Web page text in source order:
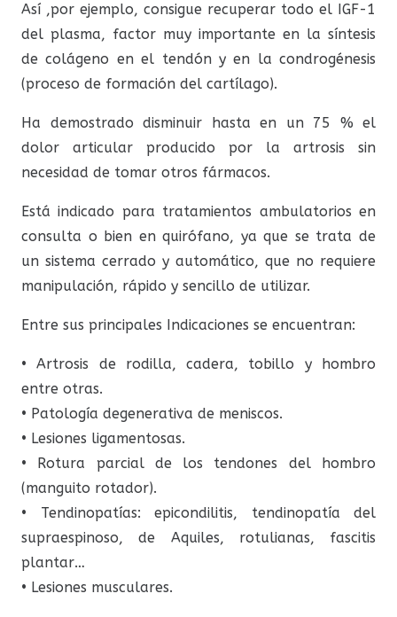
Así ,por ejemplo, consigue recuperar todo el IGF-1
del plasma, factor muy importante en la síntesis
de colágeno en el tendón y en la condrogénesis
(proceso de formación del cartílago).
Ha demostrado disminuir hasta en un 75 % el
dolor articular producido por la artrosis sin
necesidad de tomar otros fármacos.
Está indicado para tratamientos ambulatorios en
consulta o bien en quirófano, ya que se trata de
un sistema cerrado y automático, que no requiere
manipulación, rápido y sencillo de utilizar.
Entre sus principales Indicaciones se encuentran:
• Artrosis de rodilla, cadera, tobillo y hombro
entre otras.
• Patología degenerativa de meniscos.
• Lesiones ligamentosas.
• Rotura parcial de los tendones del hombro
(manguito rotador).
• Tendinopatías: epicondilitis, tendinopatía del
supraespinoso, de Aquiles, rotulianas, fascitis
plantar…
• Lesiones musculares.